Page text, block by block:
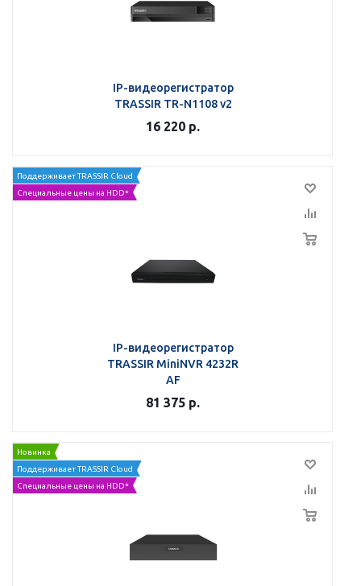
IP-видеорегистратор
TRASSIR TR-N1108 v2
16 220 р.
Поддерживает TRASSIR Cloud
Специальные цены на HDD*
IP-видеорегистратор
TRASSIR MiniNVR 4232R
AF
81 375 р.
Новинка
Поддерживает TRASSIR Cloud
Специальные цены на HDD*